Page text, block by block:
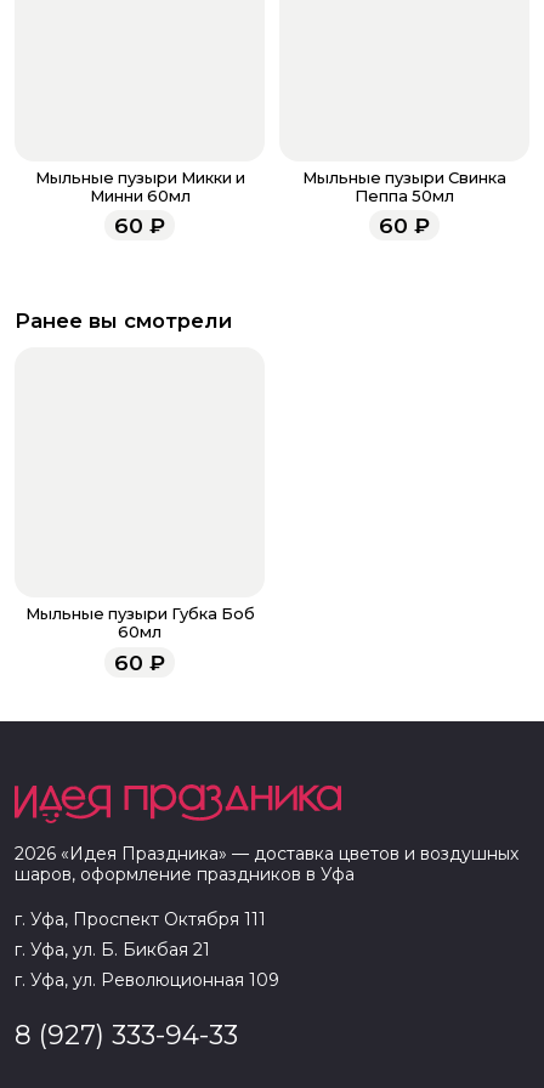
Мыльные пузыри Микки и
Минни 60мл
60 ₽
Мыльные пузыри Свинка
Пеппа 50мл
60 ₽
Ранее вы смотрели
Мыльные пузыри Губка Боб
60мл
60 ₽
2026 «Идея Праздника» — доставка цветов и воздушных
шаров, оформление праздников в Уфа
г. Уфа, Проспект Октября 111
г. Уфа, ул. Б. Бикбая 21
г. Уфа, ул. Революционная 109
8 (927) 333-94-33